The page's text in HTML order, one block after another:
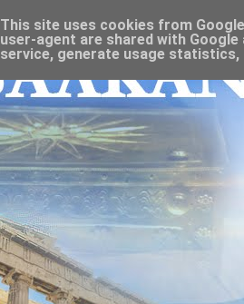
This site uses cookies from
user-agent are shared with
service, generate usage statistics,